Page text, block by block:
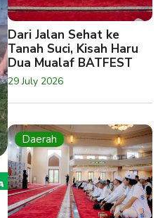
Dari Jalan Sehat ke
Tanah Suci, Kisah Haru
Dua Mualaf BATFEST
29 July 2026
Daerah